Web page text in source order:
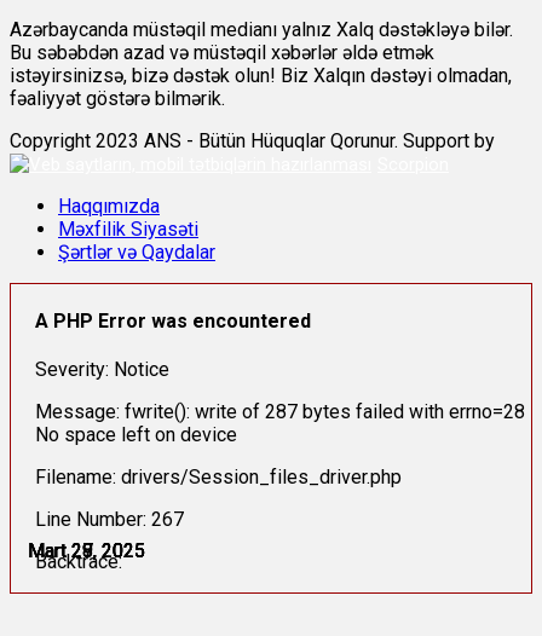
Mart 27, 2025
Mart 28, 2025
Mart 28, 2025
Mart 29, 2025
Mart 29, 2025
Mart 29, 2025
Azərbaycanda müstəqil medianı yalnız Xalq dəstəkləyə bilər.
Bu səbəbdən azad və müstəqil xəbərlər əldə etmək
istəyirsinizsə, bizə dəstək olun! Biz Xalqın dəstəyi olmadan,
fəaliyyət göstərə bilmərik.
Copyright 2023 ANS - Bütün Hüquqlar Qorunur. Support by
Haqqımızda
Məxfilik Siyasəti
Şərtlər və Qaydalar
A PHP Error was encountered
Severity: Notice
Message: fwrite(): write of 287 bytes failed with errno=28
No space left on device
Filename: drivers/Session_files_driver.php
Line Number: 267
Backtrace: